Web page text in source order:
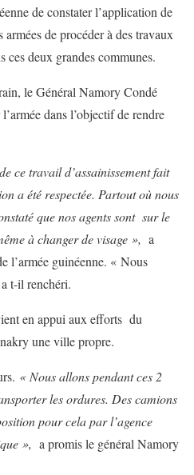
de constater l’application de
de procéder à des travaux
ces deux grandes communes.
le Général Namory Condé
dans l’objectif de rendre
ce travail d’assainissement fait
a été respectée. Partout où nous
que nos agents sont sur le
à changer de visage », a
l’armée guinéenne. « Nous
t-il renchéri.
en appui aux efforts du
une ville propre.
« Nous allons pendant ces 2
les ordures. Des camions
pour cela par l’agence
», a promis le général Namory